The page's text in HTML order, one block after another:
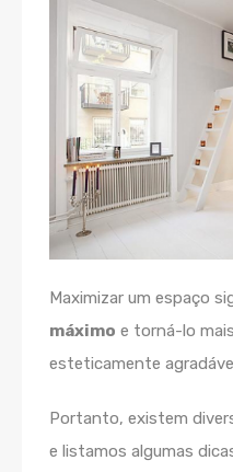
Maximizar um espaço
máximo e torná-lo
esteticamente
Portanto, existem
e listamos algumas